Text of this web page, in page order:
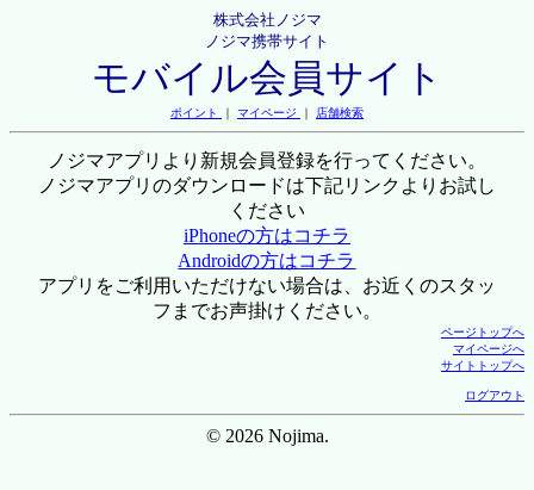
株式会社ノジマ
ノジマ携帯サイト
モバイル会員サイト
ポイント ｜ マイページ ｜ 店舗検索
ノジマアプリより新規会員登録を行ってください。
ノジマアプリのダウンロードは下記リンクよりお試し
ください
iPhoneの方はコチラ
Androidの方はコチラ
アプリをご利用いただけない場合は、お近くのスタッ
フまでお声掛けください。
ページトップへ
マイページへ
サイトトップへ
ログアウト
© 2026 Nojima.